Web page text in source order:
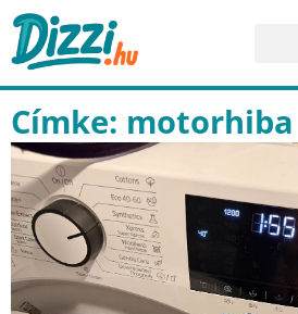
Címke: motorhiba